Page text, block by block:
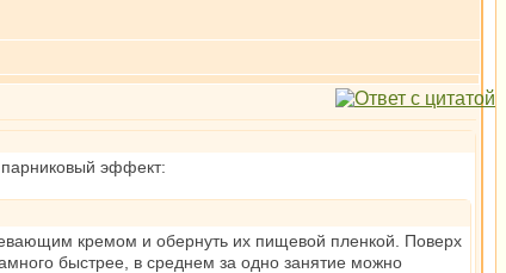
эффект:
кремом и обернуть их пищевой пленкой. Поверх
быстрее, в среднем за одно занятие можно